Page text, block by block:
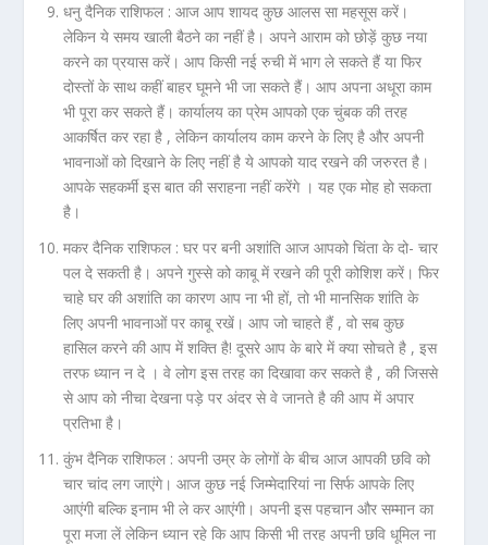
धनु दैनिक राशिफल :आज आप शायद कुछ आलस सा महसूस करें।
लेकिन ये समय खाली बैठने का नहीं है। अपने आराम को छोड़ें कुछ नया
करने का प्रयास करें। आप किसी नई रुची में भाग ले सकते हैं या फिर
दोस्तों के साथ कहीं बाहर घूमने भी जा सकते हैं। आप अपना अधूरा काम
भी पूरा कर सकते हैं। कार्यालय का प्रेम आपको एक चुंबक की तरह
आकर्षित कर रहा है , लेकिन कार्यालय काम करने के लिए है और अपनी
भावनाओं को दिखाने के लिए नहीं है ये आपको याद रखने की जरुरत है।
आपके सहकर्मी इस बात की सराहना नहीं करेंगे । यह एक मोह हो सकता
है।
मकर दैनिक राशिफल :घर पर बनी अशांति आज आपको चिंता के दो- चार
पल दे सकती है। अपने गुस्से को काबू में रखने की पूरी कोशिश करें। फिर
चाहे घर की अशांति का कारण आप ना भी हों, तो भी मानसिक शांति के
लिए अपनी भावनाओं पर काबू रखें। आप जो चाहते हैं , वो सब कुछ
हासिल करने की आप में शक्ति है! दूसरे आप के बारे में क्या सोचते है , इस
तरफ ध्यान न दे । वे लोग इस तरह का दिखावा कर सकते है , की जिससे
से आप को नीचा देखना पड़े पर अंदर से वे जानते है की आप में अपार
प्रतिभा है।
कुंभ दैनिक राशिफल : अपनी उम्र के लोगों के बीच आज आपकी छवि को
चार चांद लग जाएंगे। आज कुछ नई जिम्मेदारियां ना सिर्फ आपके लिए
आएंगी बल्कि इनाम भी ले कर आएंगी। अपनी इस पहचान और सम्मान का
पूरा मजा लें लेकिन ध्यान रहे कि आप किसी भी तरह अपनी छवि धूमिल ना